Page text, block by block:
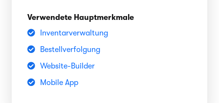
Verwendete Hauptmerkmale
Inventarverwaltung
Bestellverfolgung
Website-Builder
Mobile App